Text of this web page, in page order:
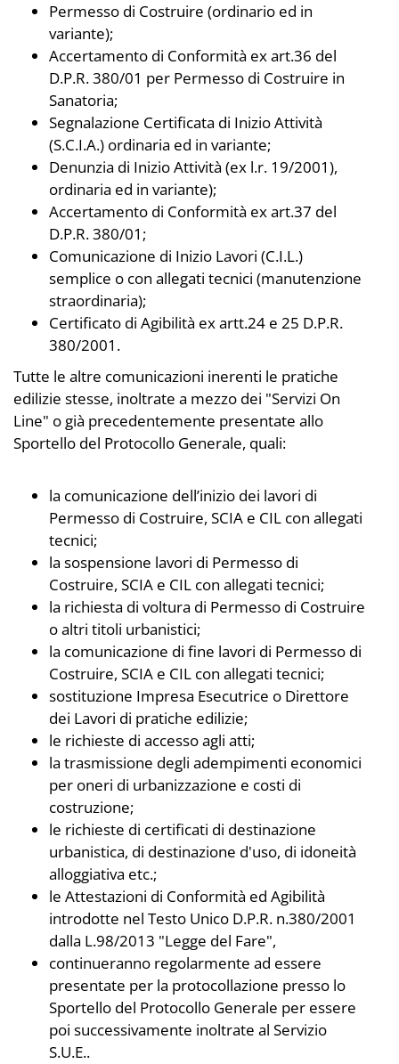
Permesso di Costruire (ordinario ed in
variante);
Accertamento di Conformità ex art.36 del
D.P.R. 380/01 per Permesso di Costruire in
Sanatoria;
Segnalazione Certificata di Inizio Attività
(S.C.I.A.) ordinaria ed in variante;
Denunzia di Inizio Attività (ex l.r. 19/2001),
ordinaria ed in variante);
Accertamento di Conformità ex art.37 del
D.P.R. 380/01;
Comunicazione di Inizio Lavori (C.I.L.)
semplice o con allegati tecnici (manutenzione
straordinaria);
Certificato di Agibilità ex artt.24 e 25 D.P.R.
380/2001.
Tutte le altre comunicazioni inerenti le pratiche
edilizie stesse, inoltrate a mezzo dei "Servizi On
Line" o già precedentemente presentate allo
Sportello del Protocollo Generale, quali:
la comunicazione dell’inizio dei lavori di
Permesso di Costruire, SCIA e CIL con allegati
tecnici;
la sospensione lavori di Permesso di
Costruire, SCIA e CIL con allegati tecnici;
la richiesta di voltura di Permesso di Costruire
o altri titoli urbanistici;
la comunicazione di fine lavori di Permesso di
Costruire, SCIA e CIL con allegati tecnici;
sostituzione Impresa Esecutrice o Direttore
dei Lavori di pratiche edilizie;
le richieste di accesso agli atti;
la trasmissione degli adempimenti economici
per oneri di urbanizzazione e costi di
costruzione;
le richieste di certificati di destinazione
urbanistica, di destinazione d'uso, di idoneità
alloggiativa etc.;
le Attestazioni di Conformità ed Agibilità
introdotte nel Testo Unico D.P.R. n.380/2001
dalla L.98/2013 "Legge del Fare",
continueranno regolarmente ad essere
presentate per la protocollazione presso lo
Sportello del Protocollo Generale per essere
poi successivamente inoltrate al Servizio
S.U.E..